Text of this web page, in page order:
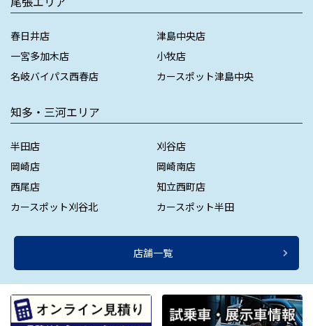
春日井店
津島中央店
一宮多加木店
小牧店
名岐バイパス西春店
カースポット津島中央
知多・三河エリア
半田店
刈谷店
岡崎店
岡崎南店
西尾店
知立西町店
カースポット刈谷北
カースポット半田
店舗一覧